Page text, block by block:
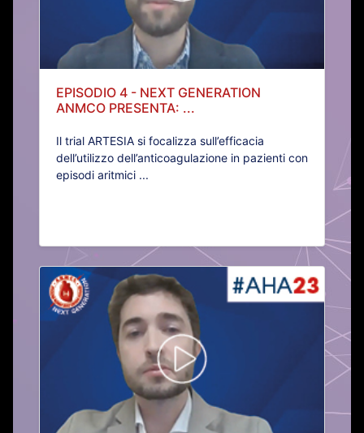
EPISODIO 4 - NEXT GENERATION
ANMCO PRESENTA: ...
Il trial ARTESIA si focalizza sull’efficacia
dell’utilizzo dell’anticoagulazione in pazienti con
episodi aritmici ...